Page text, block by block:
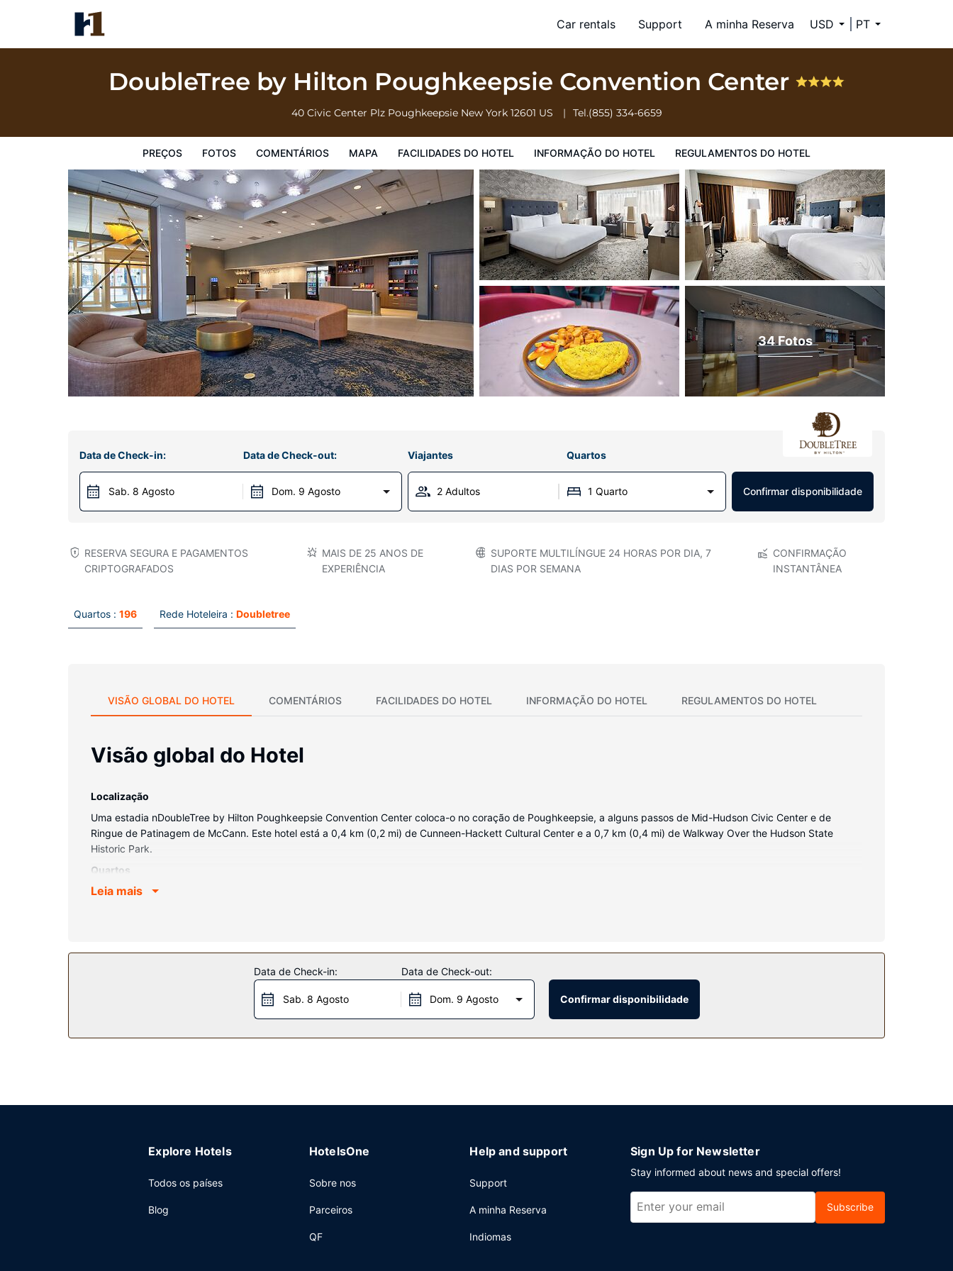
Car rentals Support A minha Reserva USD PT
DoubleTree by Hilton Poughkeepsie Convention Center
40 Civic Center Plz Poughkeepsie New York 12601 US Tel.(855) 334-6659
PREÇOS FOTOS COMENTÁRIOS MAPA FACILIDADES DO HOTEL INFORMAÇÃO DO HOTEL REGULAMENTOS DO HOTEL
DoubleTree by Hilton Poughkeepsie Convention Center
Preços Regulamentos do Hotel
34 Fotos
Data de Check-in:
Sab. 8 Agosto
Data de Check-out:
Dom. 9 Agosto
Viajantes Quartos
2 Adultos 1 Quarto Confirmar disponibilidade
RESERVA SEGURA E PAGAMENTOS
CRIPTOGRAFADOS
MAIS DE 25 ANOS DE
EXPERIÊNCIA
SUPORTE MULTILÍNGUE 24 HORAS POR DIA, 7
DIAS POR SEMANA
CONFIRMAÇÃO
INSTANTÂNEA
Quartos : 196 Rede Hoteleira : Doubletree
VISÃO GLOBAL DO HOTEL COMENTÁRIOS FACILIDADES DO HOTEL INFORMAÇÃO DO HOTEL REGULAMENTOS DO HOTEL
Visão global do Hotel
Localização
Uma estadia nDoubleTree by Hilton Poughkeepsie Convention Center coloca-o no coração de Poughkeepsie, a alguns passos de Mid-Hudson Civic Center e de
Ringue de Patinagem de McCann. Este hotel está a 0,4 km (0,2 mi) de Cunneen-Hackett Cultural Center e a 0,7 km (0,4 mi) de Walkway Over the Hudson State
Historic Park.
Quartos
Os 196 quartos, com um frigorífico e um micro-ondas, farão com que se sinta em casa. Mantenha-se em contacto graças à internet sem fios. As casas de banho
adicionais incluem Wi-fi grátis, uma loja de presentes/quiosque de jornais e serviços para casamentos.
Sacie o apetite no Market Street Grill, um restaurante que inclui também um bar/lounge. Se preferir, confira o menu do serviço de quarto (a horas específicas) e
recarregue energias no conforto dos seus aposentos. O hotel serve pequenos-almoços preparados no momento diariamente entre as 7:00 e as 10:00 mediante uma
sobretaxa.
Leia mais
Data de Check-in:
Sab. 8 Agosto
Data de Check-out:
Dom. 9 Agosto Confirmar disponibilidade
Explore Hotels
Todos os países
Blog
HotelsOne
Sobre nos
Parceiros
QF
Help and support
Support
A minha Reserva
Indiomas
Sign Up for Newsletter
Stay informed about news and special offers!
Subscribe